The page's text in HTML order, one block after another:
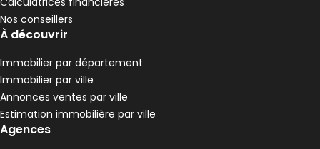
380 000 €
Saint-Appolinard - 42520
Maison • 4 pièces • 126 m²
DPE :
C 3 chambres
,
Terrain 4056 m²
Nos conseillers
À découvrir
Immobilier par département
Immobilier par ville
Annonces ventes par ville
Estimation immobilière par ville
Agences